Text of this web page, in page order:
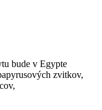
bude v Egypte
zvitkov,